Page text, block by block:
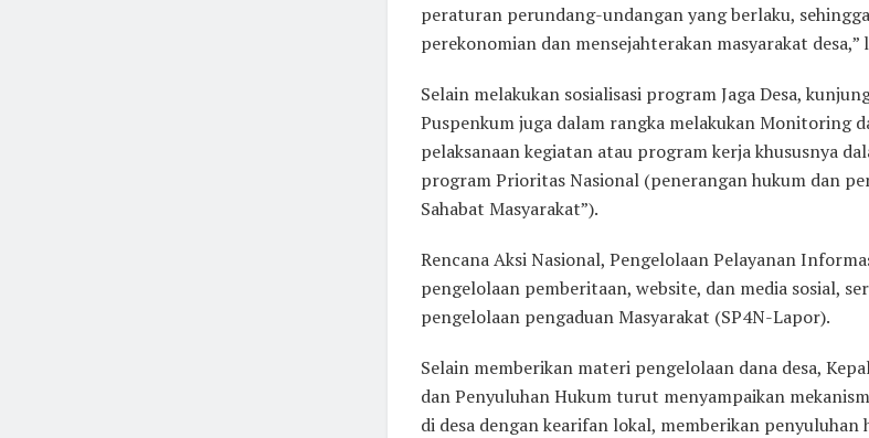
peraturan perundang-undangan yang berlaku,
perekonomian dan mensejahterakan masyarakat desa,”
Selain melakukan sosialisasi program Jaga Desa,
Puspenkum juga dalam rangka melakukan Monitoring
pelaksanaan kegiatan atau program kerja khususnya
program Prioritas Nasional (penerangan hukum dan
Sahabat Masyarakat”).
Rencana Aksi Nasional, Pengelolaan Pelayanan
pengelolaan pemberitaan, website, dan media sosial,
pengelolaan pengaduan Masyarakat (SP4N-Lapor).
Selain memberikan materi pengelolaan dana desa,
dan Penyuluhan Hukum turut menyampaikan
di desa dengan kearifan lokal, memberikan penyuluhan